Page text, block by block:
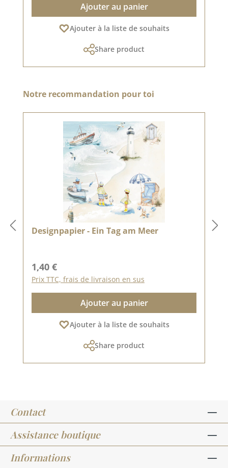
Ajouter au panier
Ajouter à la liste de souhaits
Share product
Ignorer la galerie de produits
Notre recommandation pour toi
Designpapier - Ein Tag am Meer
Prix régulier :
1,40 €
Prix TTC, frais de livraison en sus
Ajouter au panier
Ajouter à la liste de souhaits
Share product
Contact
Assistance boutique
Informations